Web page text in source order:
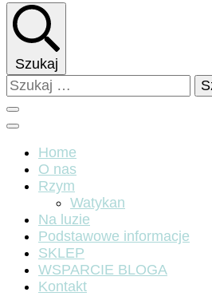
Szukaj
Szukaj:
Home
O nas
Rzym
Watykan
Na luzie
Podstawowe informacje
SKLEP
WSPARCIE BLOGA
Kontakt